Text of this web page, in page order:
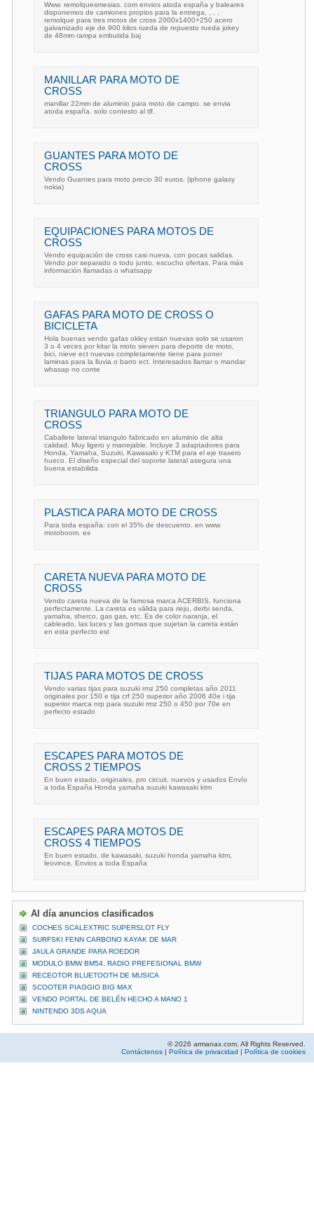
Www. remolquesmesias. com envios atoda españa y baleares
disponemos de camiones propios para la entrega, , , ,
remolque para tres motos de cross 2000x1400+250 acero
galvanizado eje de 900 kilos rueda de repuesto rueda jokey
de 48mm rampa embutida baj
MANILLAR PARA MOTO DE
CROSS
manillar 22mm de aluminio para moto de campo. se envia
atoda españa. solo contesto al tlf.
GUANTES PARA MOTO DE
CROSS
Vendo Guantes para moto precio 30 euros. (iphone galaxy
nokia)
EQUIPACIONES PARA MOTOS DE
CROSS
Vendo equipación de cross casi nueva, con pocas salidas.
Vendo por separado o todo junto, escucho ofertas. Para más
información llamadas o whatsapp
GAFAS PARA MOTO DE CROSS O
BICICLETA
Hola buenas vendo gafas okley estan nuevas solo se usaron
3 o 4 veces por kitar la moto sieven para deporte de moto,
bici, nieve ect nuevas completamente tiene para poner
laminas para la lluvia o barro ect. Interesados llamar o mandar
whasap no conte
TRIANGULO PARA MOTO DE
CROSS
Caballete lateral triangulo fabricado en aluminio de alta
calidad. Muy ligero y manejable. Incluye 3 adaptadores para
Honda, Yamaha, Suzuki, Kawasaki y KTM para el eje trasero
hueco. El diseño especial del soporte lateral asegura una
buena estabilida
PLASTICA PARA MOTO DE CROSS
Para toda españa: con el 35% de descuento. en www.
motoboom. es
CARETA NUEVA PARA MOTO DE
CROSS
Vendo careta nueva de la famosa marca ACERBIS, funciona
perfectamente. La careta es válida para rieju, derbi senda,
yamaha, sherco, gas gas, etc. Es de color naranja, el
cableado, las luces y las gomas que sujetan la careta están
en esta perfecto est
TIJAS PARA MOTOS DE CROSS
Vendo varias tijas para suzuki rmz 250 completas año 2011
originales por 150 e tija crf 250 superior año 2006 40e i tija
superior marca nrp para suzuki rmz 250 o 450 por 70e en
perfecto estado
ESCAPES PARA MOTOS DE
CROSS 2 TIEMPOS
En buen estado, originales, pro circuit, nuevos y usados Envío
a toda España Honda yamaha suzuki kawasaki ktm
ESCAPES PARA MOTOS DE
CROSS 4 TIEMPOS
En buen estado, de kawasaki, suzuki honda yamaha ktm,
leovince, Envios a toda España
Al día anuncios clasificados
COCHES SCALEXTRIC SUPERSLOT FLY
SURFSKI FENN CARBONO KAYAK DE MAR
JAULA GRANDE PARA ROEDOR
MODULO BMW BM54, RADIO PREFESIONAL BMW
RECEOTOR BLUETOOTH DE MUSICA
SCOOTER PIAGGIO BIG MAX
VENDO PORTAL DE BELÉN HECHO A MANO 1
NINTENDO 3DS AQUA
© 2026 armanax.com. All Rights Reserved.
Contáctenos | Política de privacidad | Política de cookies